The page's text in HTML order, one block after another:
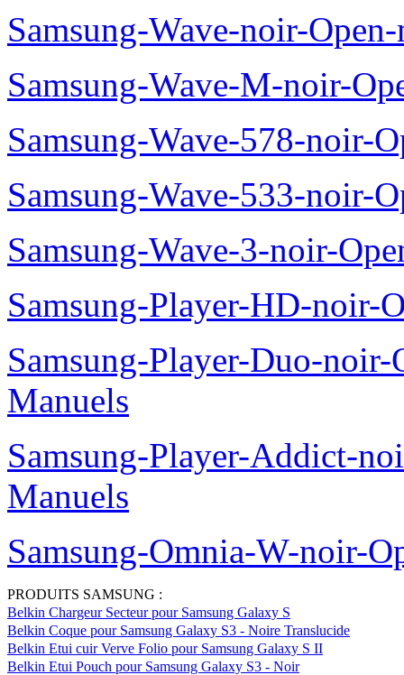
Samsung-Wave-noir-
Samsung-Wave-M-noir-
Samsung-Wave-578-noir-
Samsung-Wave-533-noir-
Samsung-Wave-3-noir-
Samsung-Player-HD-noir-
Samsung-Player-Duo-
Manuels
Samsung-Player-Addict-
Manuels
Samsung-Omnia-W-noir-
PRODUITS SAMSUNG :
Belkin Chargeur Secteur pour Samsung Galaxy S
Belkin Coque pour Samsung Galaxy S3 - Noire Translucide
Belkin Etui cuir Verve Folio pour Samsung Galaxy S II
Belkin Etui Pouch pour Samsung Galaxy S3 - Noir